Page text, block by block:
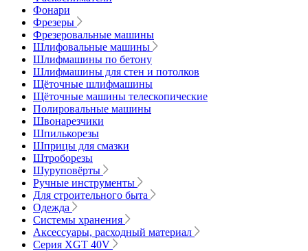
Фонари
Фрезеры
Фрезеровальные машины
Шлифовальные машины
Шлифмашины по бетону
Шлифмашины для стен и потолков
Щёточные шлифмашины
Щёточные машины телескопические
Полировальные машины
Швонарезчики
Шпилькорезы
Шприцы для смазки
Штроборезы
Шуруповёрты
Ручные инструменты
Для строительного быта
Одежда
Системы хранения
Аксессуары, расходный материал
Серия XGT 40V